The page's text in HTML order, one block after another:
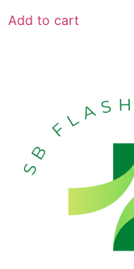
Add to cart